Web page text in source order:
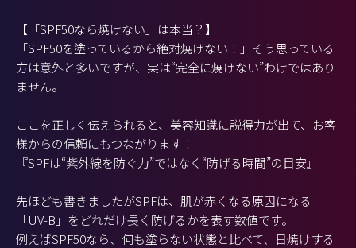
【「SPF50なら焼けない」は本当？】
「SPF50を塗っているから絶対焼けない！」そう思っている
方は意外と多いですが、実は“完全に焼けない”わけではあり
ません。
ここを正しく伝えられると、美容知識に説得力が出て、お客
様からの信頼にもつながります！
『SPFは“紫外線を防ぐ力”ではなく“防げる時間”の目安』
先ほども書きましたがSPFは、肌が赤くなる原因になる
「UV-B」をどれだけ長く防げるかを表す数値です。
例えばSPF50なら、何も塗らない状態と比べて、日焼けする